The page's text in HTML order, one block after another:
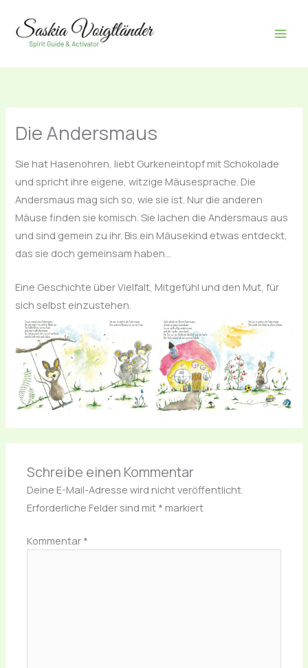
Inhalt
springen
Die Andersmaus
Sie hat Hasenohren, liebt Gurkeneintopf mit Schokolade
und spricht ihre eigene, witzige Mäusesprache. Die
Andersmaus mag sich so, wie sie ist. Nur die anderen
Mäuse finden sie komisch. Sie lachen die Andersmaus aus
und sind gemein zu ihr. Bis ein Mäusekind etwas entdeckt,
das sie doch gemeinsam haben…
Eine Geschichte über Vielfalt, Mitgefühl und den Mut, für
sich selbst einzustehen.
Schreibe einen Kommentar
Deine E-Mail-Adresse wird nicht veröffentlicht.
Erforderliche Felder sind mit * markiert
Kommentar *